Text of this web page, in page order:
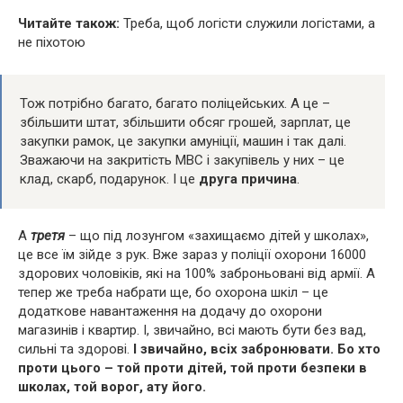
Читайте також: Треба, щоб логісти служили логістами, а
не піхотою
Тож потрібно багато, багато поліцейських. А це –
збільшити штат, збільшити обсяг грошей, зарплат, це
закупки рамок, це закупки амуніції, машин і так далі.
Зважаючи на закритість МВС і закупівель у них – це
клад, скарб, подарунок. І це друга причина.
А третя – що під лозунгом «захищаємо дітей у школах»,
це все їм зійде з рук. Вже зараз у поліції охорони 16000
здорових чоловіків, які на 100% заброньовані від армії. А
тепер же треба набрати ще, бо охорона шкіл – це
додаткове навантаження на додачу до охорони
магазинів і квартир. І, звичайно, всі мають бути без вад,
сильні та здорові. І звичайно, всіх забронювати. Бо хто
проти цього – той проти дітей, той проти безпеки в
школах, той ворог, ату його.